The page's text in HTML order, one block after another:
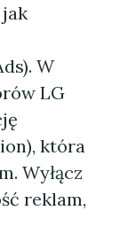
W
LG
która
Wyłącz
reklam,